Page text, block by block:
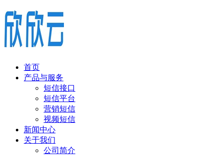
首页
产品与服务
短信接口
短信平台
营销短信
视频短信
新闻中心
关于我们
公司简介